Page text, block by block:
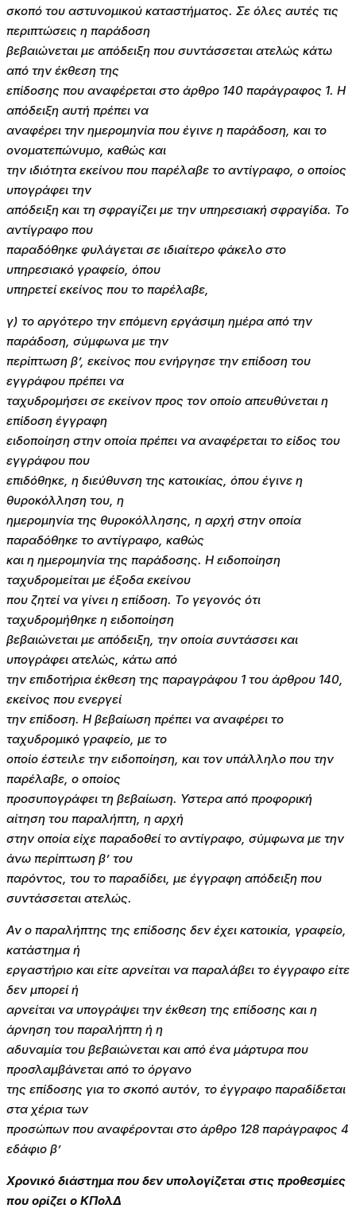
σκοπό του αστυνομικού καταστήματος. Σε όλες αυτές τις
περιπτώσεις η παράδοση
βεβαιώνεται με απόδειξη που συντάσσεται ατελώς κάτω
από την έκθεση της
επίδοσης που αναφέρεται στο άρθρο 140 παράγραφος 1. Η
απόδειξη αυτή πρέπει να
αναφέρει την ημερομηνία που έγινε η παράδοση, και το
ονοματεπώνυμο, καθώς και
την ιδιότητα εκείνου που παρέλαβε το αντίγραφο, ο οποίος
υπογράφει την
απόδειξη και τη σφραγίζει με την υπηρεσιακή σφραγίδα. Το
αντίγραφο που
παραδόθηκε φυλάγεται σε ιδιαίτερο φάκελο στο
υπηρεσιακό γραφείο, όπου
υπηρετεί εκείνος που το παρέλαβε,
γ) το αργότερο την επόμενη εργάσιμη ημέρα από την
παράδοση, σύμφωνα με την
περίπτωση β’, εκείνος που ενήργησε την επίδοση του
εγγράφου πρέπει να
ταχυδρομήσει σε εκείνον προς τον οποίο απευθύνεται η
επίδοση έγγραφη
ειδοποίηση στην οποία πρέπει να αναφέρεται το είδος του
εγγράφου που
επιδόθηκε, η διεύθυνση της κατοικίας, όπου έγινε η
θυροκόλληση του, η
ημερομηνία της θυροκόλλησης, η αρχή στην οποία
παραδόθηκε το αντίγραφο, καθώς
και η ημερομηνία της παράδοσης. Η ειδοποίηση
ταχυδρομείται με έξοδα εκείνου
που ζητεί να γίνει η επίδοση. Το γεγονός ότι
ταχυδρομήθηκε η ειδοποίηση
βεβαιώνεται με απόδειξη, την οποία συντάσσει και
υπογράφει ατελώς, κάτω από
την επιδοτήρια έκθεση της παραγράφου 1 του άρθρου 140,
εκείνος που ενεργεί
την επίδοση. Η βεβαίωση πρέπει να αναφέρει το
ταχυδρομικό γραφείο, με το
οποίο έστειλε την ειδοποίηση, και τον υπάλληλο που την
παρέλαβε, ο οποίος
προσυπογράφει τη βεβαίωση. Υστερα από προφορική
αίτηση του παραλήπτη, η αρχή
στην οποία είχε παραδοθεί το αντίγραφο, σύμφωνα με την
άνω περίπτωση β’ του
παρόντος, του το παραδίδει, με έγγραφη απόδειξη που
συντάσσεται ατελώς.
Αν ο παραλήπτης της επίδοσης δεν έχει κατοικία, γραφείο,
κατάστημα ή
εργαστήριο και είτε αρνείται να παραλάβει το έγγραφο είτε
δεν μπορεί ή
αρνείται να υπογράψει την έκθεση της επίδοσης και η
άρνηση του παραλήπτη ή η
αδυναμία του βεβαιώνεται και από ένα μάρτυρα που
προσλαμβάνεται από το όργανο
της επίδοσης για το σκοπό αυτόν, το έγγραφο παραδίδεται
στα χέρια των
προσώπων που αναφέρονται στο άρθρο 128 παράγραφος 4
εδάφιο β’
Χρονικό διάστημα που δεν υπολογίζεται στις προθεσμίες
που ορίζει ο ΚΠολΔ